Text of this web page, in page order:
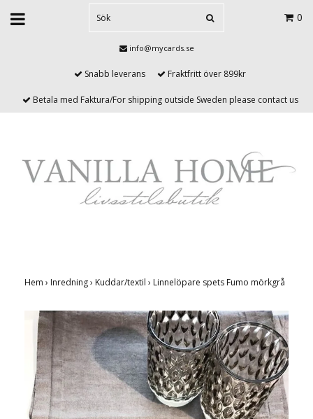
0
info@mycards.se
Snabb leverans Fraktfritt över 899kr
Betala med Faktura/For shipping outside Sweden please contact us
Hem › Inredning› Kuddar/textil › Linnelöpare spets Fumo mörkgrå